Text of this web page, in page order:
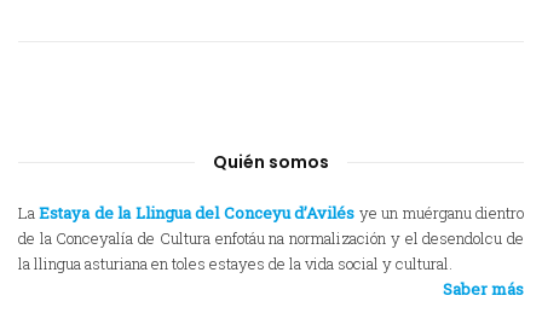
Quién somos
LaEstaya de la Llingua del Conceyu d’Avilés ye un muérganu dientro
de la Conceyalía de Cultura enfotáu na normalización y el desendolcu de
la llingua asturiana en toles estayes de la vida social y cultural.
Saber más